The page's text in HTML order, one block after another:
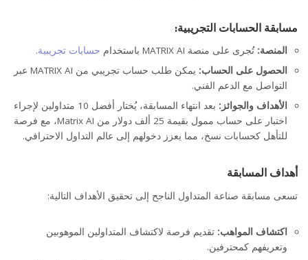
مسابقة الحسابات التجريبية:
المنصة: تُجرى على منصة MATRIX AI باستخدام حسابات تجريبية.
الحصول على الحساب:
يمكن طلب حساب تجريبي من MATRIX AI عبر
التواصل مع الدعم الفني.
الأهداف والجوائز:
بعد انتهاء المسابقة، يُختار أفضل 10 متداولين لإجراء
اختبار على حساب ممول بقيمة 25 ألف دولار من Matrix AI، مع فرصة
للتأهل كحسابات نسخ، مما يعزز دخولهم إلى عالم التداول الاحترافي.
أهداف المسابقة
تسعى مسابقة صناعة المتداول الناجح إلى تحقيق الأهداف التالية:
اكتشاف المواهب: تقديم فرصة لاكتشاف المتداولين الموهوبين
وتعريفهم كمحترفين.